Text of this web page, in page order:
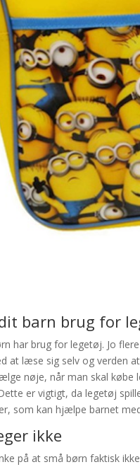
barn brug for
har brug for legetøj. Jo
at læse sig selv og verden
nøje, når man skal
er vigtigt, da legetøj
som kan hjælpe barnet
ikke
på at små børn faktisk